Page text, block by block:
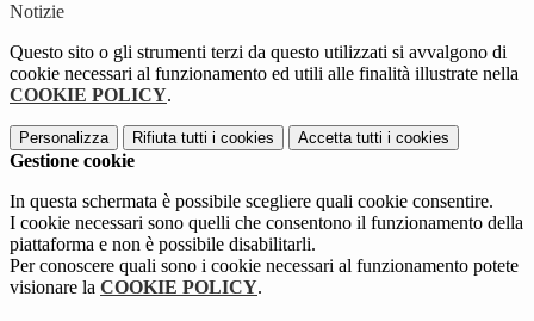
Notizie
Questo sito o gli strumenti terzi da questo utilizzati si avvalgono di
cookie necessari al funzionamento ed utili alle finalità illustrate nella
COOKIE POLICY.
Personalizza Rifiuta tutti i cookies Accetta tutti i cookies
Gestione cookie
In questa schermata è possibile scegliere quali cookie consentire.
I cookie necessari sono quelli che consentono il funzionamento della
piattaforma e non è possibile disabilitarli.
Per conoscere quali sono i cookie necessari al funzionamento potete
visionare la COOKIE POLICY.